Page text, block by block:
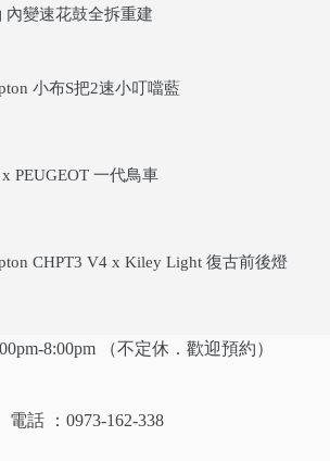
內變速花鼓全拆重建
小布S把2速小叮噹藍
PEUGEOT 一代鳥車
CHPT3 V4 x Kiley Light 復古前後燈
8:00pm （不定休．歡迎預約）
電話 ：0973-162-338